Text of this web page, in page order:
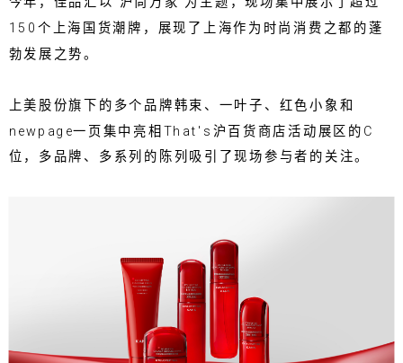
150个上海国货潮牌，展现了上海作为时尚消费之都的蓬
勃发展之势。
上美股份旗下的多个品牌韩束、一叶子、红色小象和
newpage一页集中亮相That's沪百货商店活动展区的C
位，多品牌、多系列的陈列吸引了现场参与者的关注。